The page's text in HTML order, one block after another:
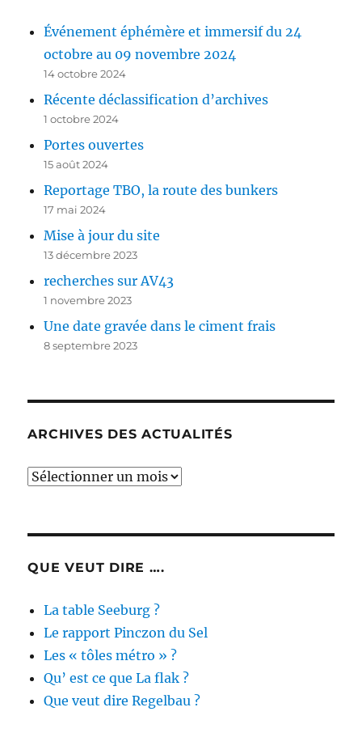
Événement éphémère et immersif du 24
octobre au 09 novembre 2024
14 octobre 2024
Récente déclassification d’archives
1 octobre 2024
Portes ouvertes
15 août 2024
Reportage TBO, la route des bunkers
17 mai 2024
Mise à jour du site
13 décembre 2023
recherches sur AV43
1 novembre 2023
Une date gravée dans le ciment frais
8 septembre 2023
ARCHIVES DES ACTUALITÉS
Archives
QUE VEUT DIRE ….
La table Seeburg ?
Le rapport Pinczon du Sel
Les « tôles métro » ?
Qu’ est ce que La flak ?
Que veut dire Regelbau ?